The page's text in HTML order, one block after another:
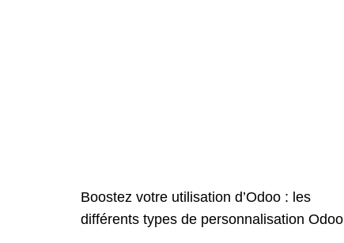
Boostez votre utilisation d’Odoo : les
différents types de personnalisation Odoo